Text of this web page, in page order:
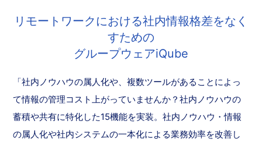
リモートワークにおける社内情報格差をなく
すための
グループウェアiQube
「社内ノウハウの属人化や、複数ツールがあることによっ
て情報の管理コスト上がっていませんか？社内ノウハウの
蓄積や共有に特化した15機能を実装。社内ノウハウ・情報
の属人化や社内システムの一本化による業務効率を改善し